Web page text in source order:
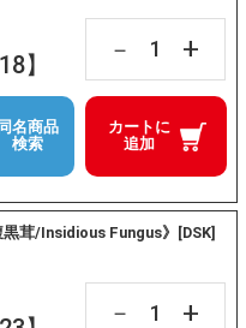
】
－ +
カートに
追加
同名商品
検索
黒茸/Insidious Fungus》[DSK]
－ +